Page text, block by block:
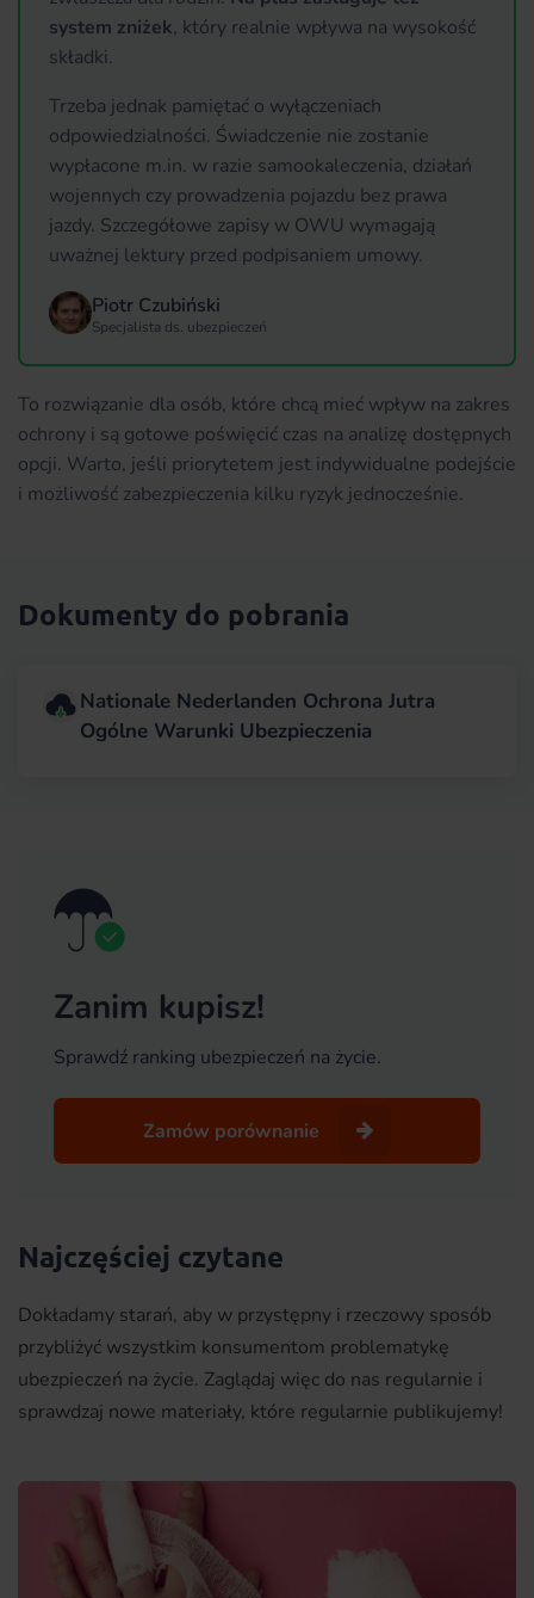
system zniżek, który realnie wpływa na wysokość
składki.
Trzeba jednak pamiętać o wyłączeniach
odpowiedzialności. Świadczenie nie zostanie
wypłacone m.in. w razie samookaleczenia, działań
wojennych czy prowadzenia pojazdu bez prawa
jazdy. Szczegółowe zapisy w OWU wymagają
uważnej lektury przed podpisaniem umowy.
Piotr Czubiński
Specjalista ds. ubezpieczeń
To rozwiązanie dla osób, które chcą mieć wpływ na zakres
ochrony i są gotowe poświęcić czas na analizę dostępnych
opcji. Warto, jeśli priorytetem jest indywidualne podejście
i możliwość zabezpieczenia kilku ryzyk jednocześnie.
Dokumenty do pobrania
Nationale Nederlanden Ochrona Jutra
Ogólne Warunki Ubezpieczenia
Zanim kupisz!
Sprawdź ranking ubezpieczeń na życie.
Zamów porównanie
Najczęściej czytane
Dokładamy starań, aby w przystępny i rzeczowy sposób
przybliżyć wszystkim konsumentom problematykę
ubezpieczeń na życie. Zaglądaj więc do nas regularnie i
sprawdzaj nowe materiały, które regularnie publikujemy!